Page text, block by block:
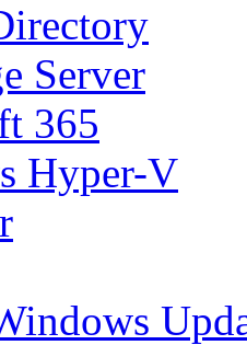
Server
365
Hyper-V